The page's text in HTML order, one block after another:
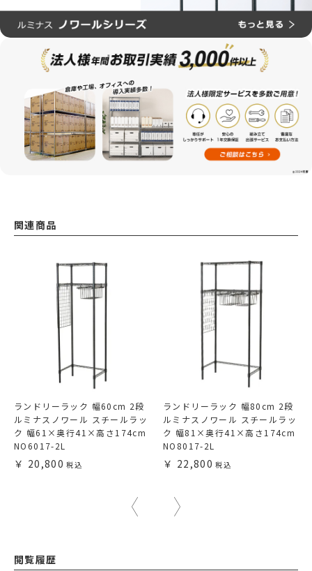
関連商品
ランドリーラック 幅60cm 2段
ルミナスノワール スチールラッ
ク 幅61×奥行41×高さ174cm
NO6017-2L
20,800
ランドリーラック 幅80cm 2段
ルミナスノワール スチールラッ
ク 幅81×奥行41×高さ174cm
NO8017-2L
22,800
閲覧履歴